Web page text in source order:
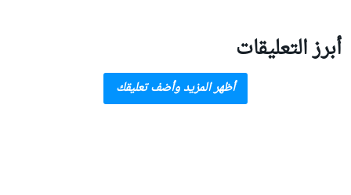
أبرز التعليقات
أظهر المزيد وأضف تعليقك